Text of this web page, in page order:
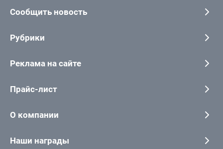
Сообщить новость
Рубрики
Реклама на сайте
Прайс-лист
О компании
Наши награды